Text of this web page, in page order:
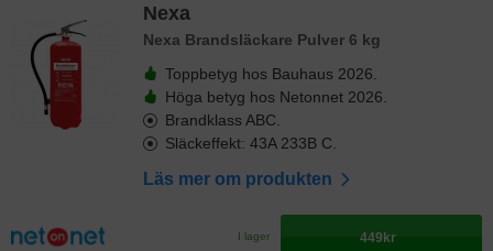
Nexa
Nexa Brandsläckare Pulver 6 kg
Toppbetyg hos Bauhaus 2026.
Höga betyg hos Netonnet 2026.
Brandklass ABC.
Släckeffekt: 43A 233B C.
Läs mer om produkten
I lager 449kr